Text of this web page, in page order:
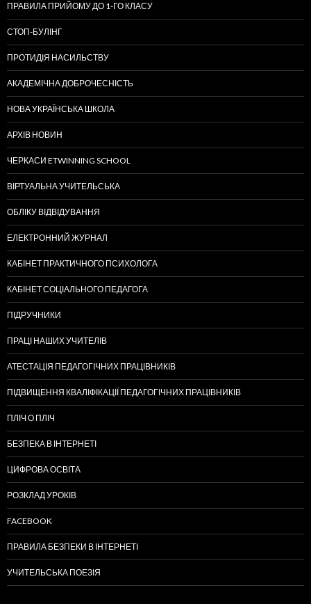
ПРАВИЛА ПРИЙОМУ ДО 1-ГО КЛАСУ
СТОП-БУЛІНГ
ПРОТИДІЯ НАСИЛЬСТВУ
АКАДЕМІЧНА ДОБРОЧЕСНІСТЬ
НОВА УКРАЇНСЬКА ШКОЛА
АРХІВ НОВИН
ЧЕРКАСИ ETWINNING SCHOOL
ВІРТУАЛЬНА УЧИТЕЛЬСЬКА
ОБЛІКУ ВІДВІДУВАННЯ
ЕЛЕКТРОННИЙ ЖУРНАЛ
КАБІНЕТ ПРАКТИЧНОГО ПСИХОЛОГА
КАБІНЕТ СОЦІАЛЬНОГО ПЕДАГОГА
ПІДРУЧНИКИ
ПРАЦІ НАШИХ УЧИТЕЛІВ
АТЕСТАЦІЯ ПЕДАГОГІЧНИХ ПРАЦІВНИКІВ
ПІДВИЩЕННЯ КВАЛІФІКАЦІЇ ПЕДАГОГІЧНИХ ПРАЦІВНИКІВ
ПЛІЧ О ПЛІЧ
БЕЗПЕКА В ІНТЕРНЕТІ
ЦИФРОВА ОСВІТА
РОЗКЛАД УРОКІВ
FACEBOOK
ПРАВИЛА БЕЗПЕКИ В ІНТЕРНЕТІ
УЧИТЕЛЬСЬКА ПОЕЗІЯ